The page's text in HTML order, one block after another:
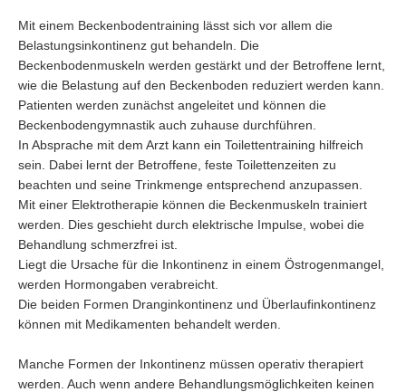
Mit einem Beckenbodentraining lässt sich vor allem die
Belastungsinkontinenz gut behandeln. Die
Beckenbodenmuskeln werden gestärkt und der Betroffene lernt,
wie die Belastung auf den Beckenboden reduziert werden kann.
Patienten werden zunächst angeleitet und können die
Beckenbodengymnastik auch zuhause durchführen.
In Absprache mit dem Arzt kann ein Toilettentraining hilfreich
sein. Dabei lernt der Betroffene, feste Toilettenzeiten zu
beachten und seine Trinkmenge entsprechend anzupassen.
Mit einer Elektrotherapie können die Beckenmuskeln trainiert
werden. Dies geschieht durch elektrische Impulse, wobei die
Behandlung schmerzfrei ist.
Liegt die Ursache für die Inkontinenz in einem Östrogenmangel,
werden Hormongaben verabreicht.
Die beiden Formen Dranginkontinenz und Überlaufinkontinenz
können mit Medikamenten behandelt werden.
Manche Formen der Inkontinenz müssen operativ therapiert
werden. Auch wenn andere Behandlungsmöglichkeiten keinen